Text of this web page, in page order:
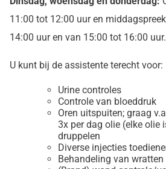
11:00 tot 12:00 uur en
14:00 uur en van 15:00 tot 16:00 uur.
U kunt bij de assistente terecht voor:
Urine controles
Controle van bloeddruk
Oren uitspuiten; graag
3x per dag olie (elke olie
druppelen
Diverse injecties
Behandeling van